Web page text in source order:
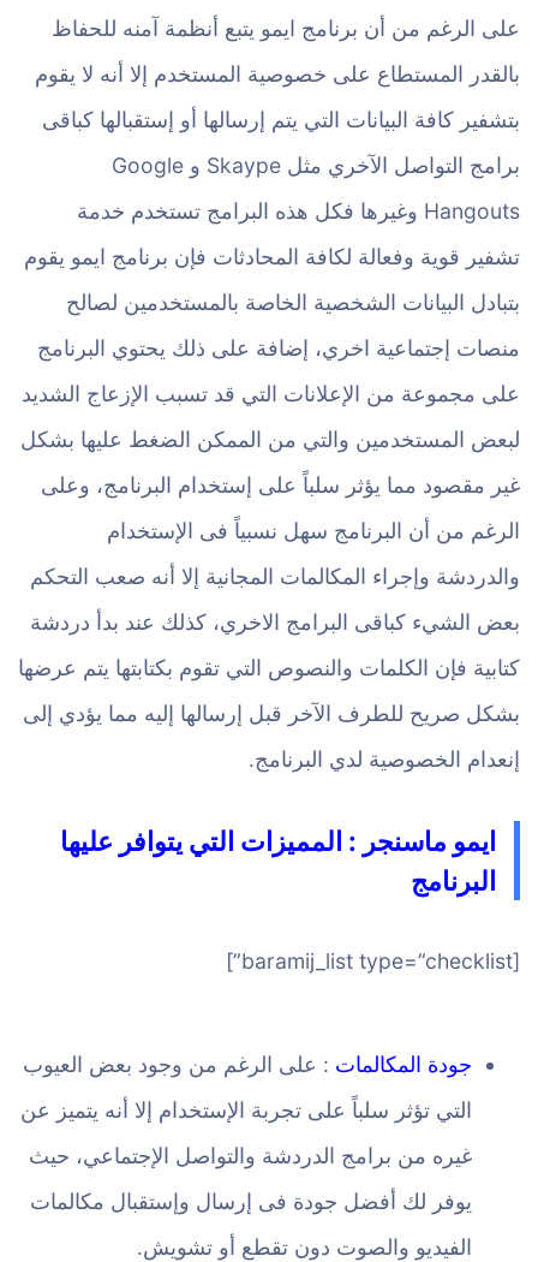
على الرغم من أن برنامج ايمو يتبع أنظمة آمنه للحفاظ
بالقدر المستطاع على خصوصية المستخدم إلا أنه لا يقوم
بتشفير كافة البيانات التي يتم إرسالها أو إستقبالها كباقى
برامج التواصل الآخري مثل Skaype و Google
Hangouts وغيرها فكل هذه البرامج تستخدم خدمة
تشفير قوية وفعالة لكافة المحادثات فإن برنامج ايمو يقوم
بتبادل البيانات الشخصية الخاصة بالمستخدمين لصالح
منصات إجتماعية اخري، إضافة على ذلك يحتوي البرنامج
على مجموعة من الإعلانات التي قد تسبب الإزعاج الشديد
لبعض المستخدمين والتي من الممكن الضغط عليها بشكل
غير مقصود مما يؤثر سلباً على إستخدام البرنامج، وعلى
الرغم من أن البرنامج سهل نسبياً فى الإستخدام
والدردشة وإجراء المكالمات المجانية إلا أنه صعب التحكم
بعض الشيء كباقى البرامج الاخري، كذلك عند بدأ دردشة
كتابية فإن الكلمات والنصوص التي تقوم بكتابتها يتم عرضها
بشكل صريح للطرف الآخر قبل إرسالها إليه مما يؤدي إلى
إنعدام الخصوصية لدي البرنامج.
ايمو ماسنجر : المميزات التي يتوافر عليها
البرنامج
[baramij_list type=”checklist”]
جودة المكالمات : على الرغم من وجود بعض العيوب
التي تؤثر سلباً على تجربة الإستخدام إلا أنه يتميز عن
غيره من برامج الدردشة والتواصل الإجتماعي، حيث
يوفر لك أفضل جودة فى إرسال وإستقبال مكالمات
الفيديو والصوت دون تقطع أو تشويش.